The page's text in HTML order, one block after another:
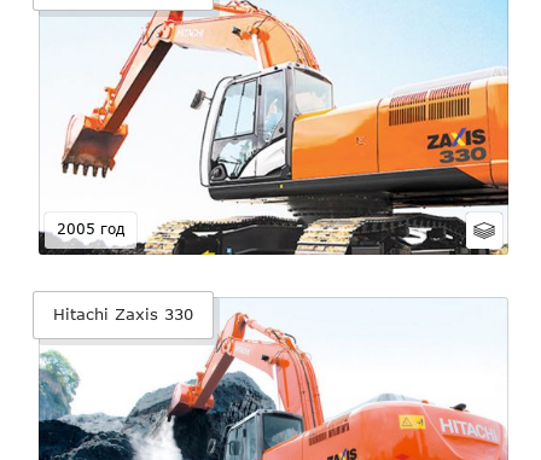
2005 год
Hitachi Zaxis 330